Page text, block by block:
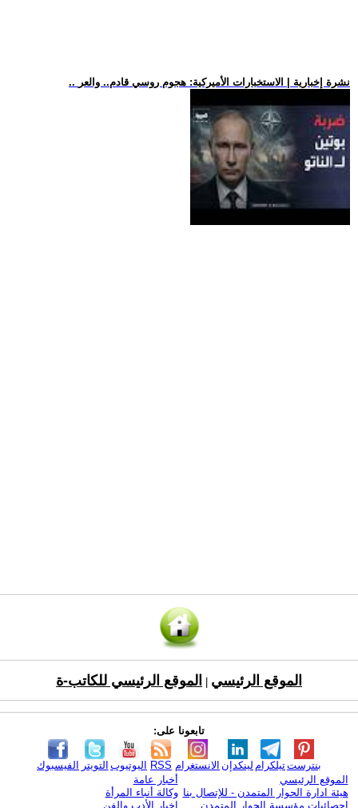
.. نشرة إخبارية | الاستخبارات الأميركية: هجوم روسي قادم.. والعر
الموقع الرئيسي الموقع الرئيسي للكاتب-ة
تابعونا على:
الفيسبوك التويتر اليوتيوب RSS الانستغرام لينكدإن تيلكرامبنترست
الموقع الرئيسي
هيئة ادارة الحوار المتمدن - للإتصال بنا
إحصائيات مؤسسة الحوار المتمدن
أخبار عامة
وكالة أنباء المرأة
اخبار الأدب والفن